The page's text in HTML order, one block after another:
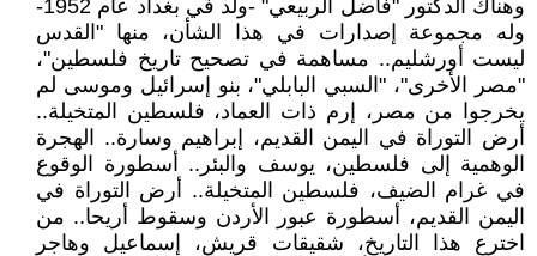
وهناك الدكتور "فاضل الربيعي" -ولد في بغداد عام 1952-
وله مجموعة إصدارات في هذا الشأن، منها "القدس
ليست أورشليم.. مساهمة في تصحيح تاريخ فلسطين"،
"مصر الأخرى"، "السبي البابلي"، بنو إسرائيل وموسى لم
يخرجوا من مصر، إرم ذات العماد، فلسطين المتخيلة..
أرض التوراة في اليمن القديم، إبراهيم وسارة.. الهجرة
الوهمية إلى فلسطين، يوسف والبئر.. أسطورة الوقوع
في غرام الضيف، فلسطين المتخيلة.. أرض التوراة في
اليمن القديم، أسطورة عبور الأردن وسقوط أريحا.. من
اخترع هذا التاريخ، شقيقات قريش، إسماعيل وهاجر